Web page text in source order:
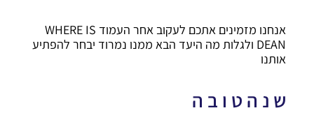
אנחנו מזמינים אתכם לעקוב אחר העמוד WHERE IS
DEAN ולגלות מה היעד הבא ממנו נמרוד יבחר להפתיע
אותנו
ש נ ה ט ו ב ה